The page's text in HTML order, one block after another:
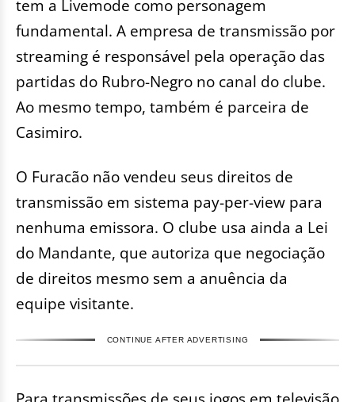
tem a Livemode como personagem
fundamental. A empresa de transmissão por
streaming é responsável pela operação das
partidas do Rubro-Negro no canal do clube.
Ao mesmo tempo, também é parceira de
Casimiro.
O Furacão não vendeu seus direitos de
transmissão em sistema pay-per-view para
nenhuma emissora. O clube usa ainda a Lei
do Mandante, que autoriza que negociação
de direitos mesmo sem a anuência da
equipe visitante.
CONTINUE AFTER ADVERTISING